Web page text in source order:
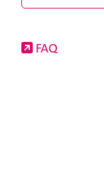
FAQ